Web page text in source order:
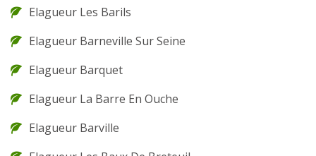
Elagueur Les Barils
Elagueur Barneville Sur Seine
Elagueur Barquet
Elagueur La Barre En Ouche
Elagueur Barville